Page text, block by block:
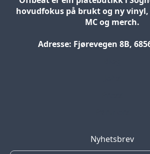
hovudfokus på brukt og ny vinyl,
MC og merch.
Adresse: Fjørevegen 8B,
Nyhetsbrev